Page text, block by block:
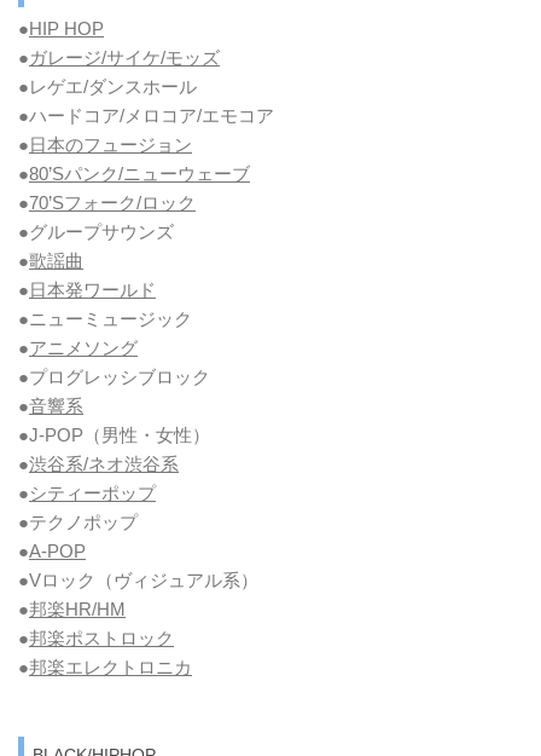
●HIP HOP
●ガレージ/サイケ/モッズ
●レゲエ/ダンスホール
●ハードコア/メロコア/エモコア
●日本のフュージョン
●80’Sパンク/ニューウェーブ
●70’Sフォーク/ロック
●グループサウンズ
●歌謡曲
●日本発ワールド
●ニューミュージック
●アニメソング
●プログレッシブロック
●音響系
●J-POP（男性・女性）
●渋谷系/ネオ渋谷系
●シティーポップ
●テクノポップ
●A-POP
●Vロック
（ヴィジュアル系）
●邦楽HR/HM
●邦楽ポストロック
●邦楽エレクトロニカ